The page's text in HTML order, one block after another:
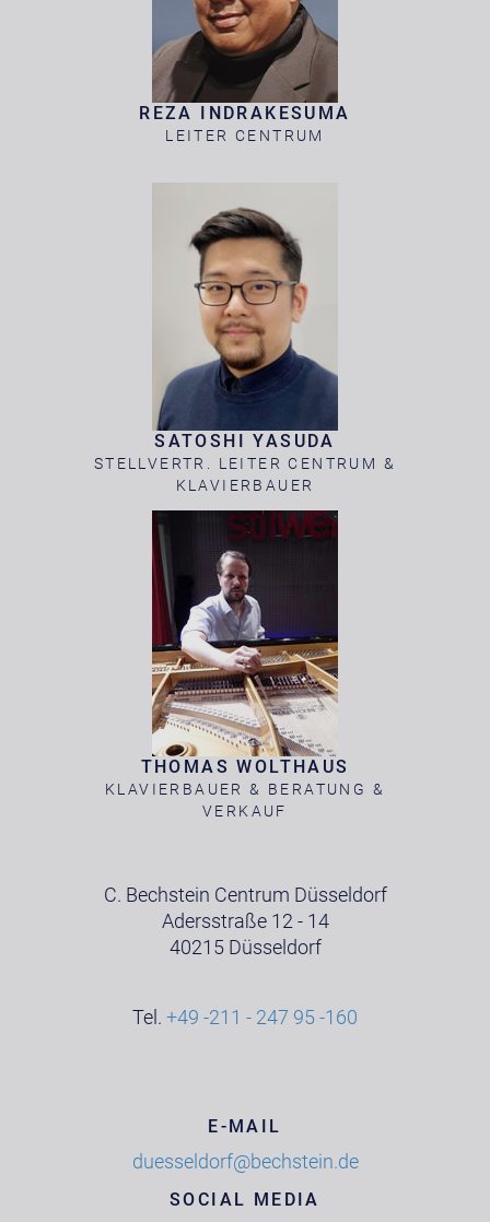
REZA INDRAKESUMA
LEITER CENTRUM
SATOSHI YASUDA
STELLVERTR. LEITER CENTRUM &
KLAVIERBAUER
THOMAS WOLTHAUS
KLAVIERBAUER & BERATUNG &
VERKAUF
C. Bechstein Centrum Düsseldorf
Adersstraße 12 - 14
40215 Düsseldorf
Tel. +49 -211 - 247 95 -160
E-MAIL
duesseldorf@bechstein.de
SOCIAL MEDIA